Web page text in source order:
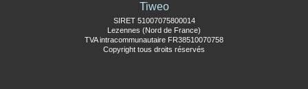
Tiweo
SIRET 51007075800014
Lezennes (Nord de France)
TVA intracommunautaire FR38510070758
Copyright tous droits réservés